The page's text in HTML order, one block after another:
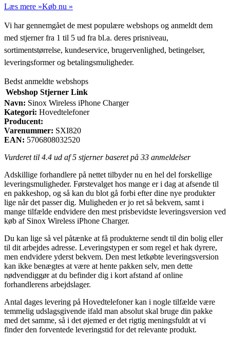
Læs mere »Køb nu »
Vi har gennemgået de mest populære webshops og anmeldt dem
med stjerner fra 1 til 5 ud fra bl.a. deres prisniveau,
sortimentstørrelse, kundeservice, brugervenlighed, betingelser,
leveringsformer og betalingsmuligheder.
Bedst anmeldte webshops
Webshop Stjerner Link
Navn: Sinox Wireless iPhone Charger
Kategori: Hovedtelefoner
Producent:
Varenummer: SXI820
EAN: 5706808032520
Vurderet til 4.4 ud af 5 stjerner baseret på 33 anmeldelser
Adskillige forhandlere på nettet tilbyder nu en hel del forskellige
leveringsmuligheder. Førstevalget hos mange er i dag at afsende til
en pakkeshop, og så kan du blot gå forbi efter dine nye produkter
lige når det passer dig. Muligheden er jo ret så bekvem, samt i
mange tilfælde endvidere den mest prisbevidste leveringsversion ved
køb af Sinox Wireless iPhone Charger.
Du kan lige så vel påtænke at få produkterne sendt til din bolig eller
til dit arbejdes adresse. Leveringstypen er som regel et hak dyrere,
men endvidere yderst bekvem. Den mest letkøbte leveringsversion
kan ikke benægtes at være at hente pakken selv, men dette
nødvendiggør at du befinder dig i kort afstand af online
forhandlerens arbejdslager.
Antal dages levering på Hovedtelefoner kan i nogle tilfælde være
temmelig udslagsgivende ifald man absolut skal bruge din pakke
med det samme, så i det øjemed er det rigtig meningsfuldt at vi
finder den forventede leveringstid for det relevante produkt.